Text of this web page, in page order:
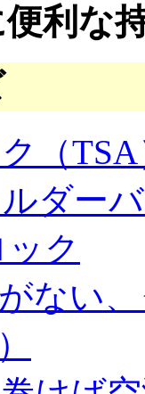
利な
（
ダー
ク
ない